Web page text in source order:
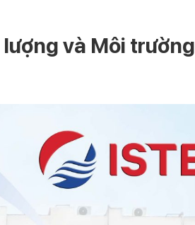
và Môi trường